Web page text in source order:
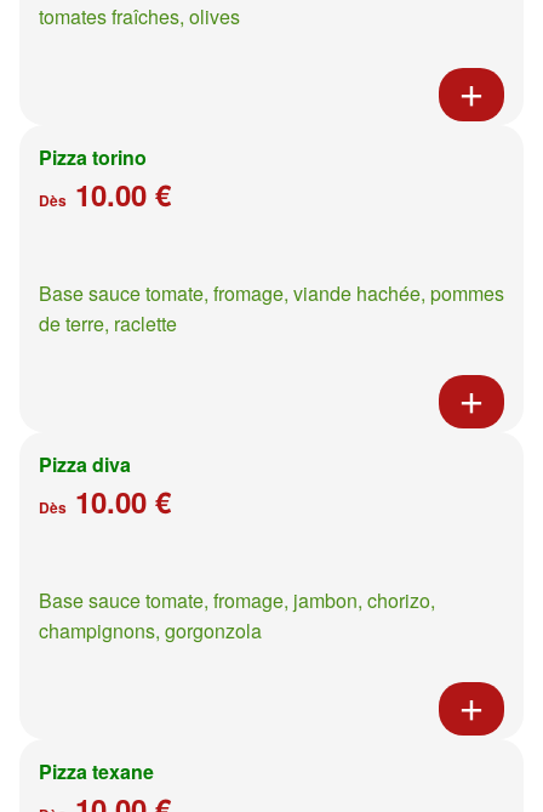
tomates fraîches, olives
Pizza torino
Dès 10.00 €
Base sauce tomate, fromage, viande hachée, pommes
de terre, raclette
Pizza diva
Dès 10.00 €
Base sauce tomate, fromage, jambon, chorizo,
champignons, gorgonzola
Pizza texane